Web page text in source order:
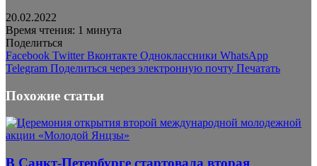
20.02.2022
Время чтения: 1 минута
Поделиться
Facebook Twitter Вконтакте Одноклассники WhatsApp
Telegram Поделиться через электронную почту Печатать
Похожие статьи
В Санкт-Петербурге стартовала вторая